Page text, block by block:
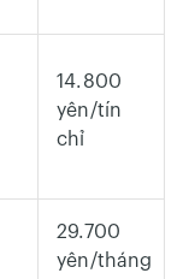
14.800
yên/tín
chỉ
29.700
yên/tháng